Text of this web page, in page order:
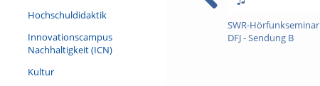
Hochschuldidaktik
Innovationscampus
Nachhaltigkeit (ICN)
Kultur
SWR-Hörfunkseminar
DFJ - Sendung B